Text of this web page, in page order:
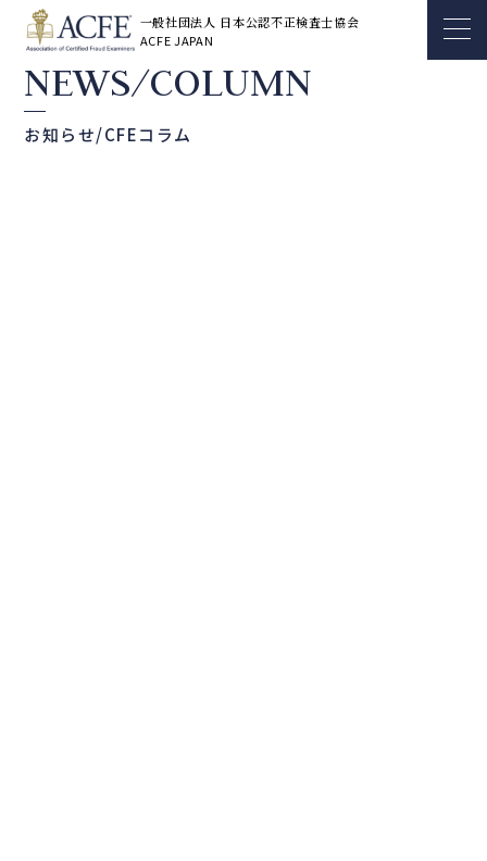
一般社団法人 日本公認不正検査士協会
ACFE JAPAN
NEWS/COLUMN
お知らせ/CFEコラム